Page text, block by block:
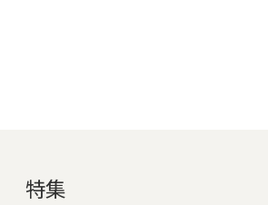
特集